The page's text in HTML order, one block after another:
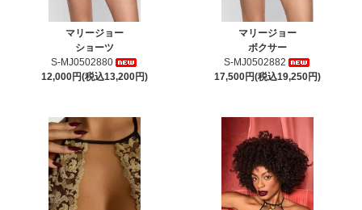
マリージョー
ショーツ
S-MJ0502880
12,000円(税込13,200円)
マリージョー
ボクサー
S-MJ0502882
17,500円(税込19,250円)